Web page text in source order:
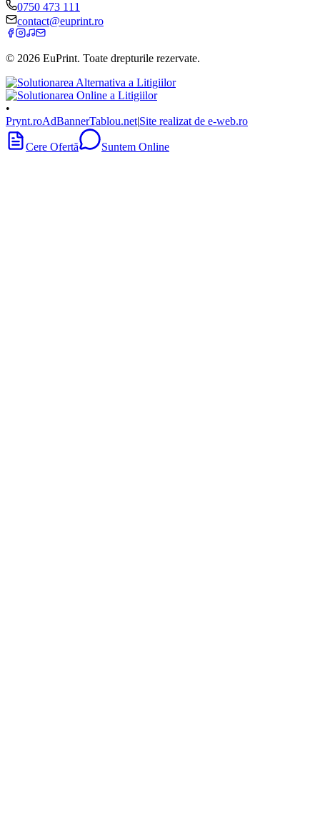
0750 473 111
contact@euprint.ro
© 2026 EuPrint. Toate drepturile rezervate.
•
Prynt.roAdBannerTablou.net|Site realizat de e-web.ro
Cere Ofertă Suntem Online